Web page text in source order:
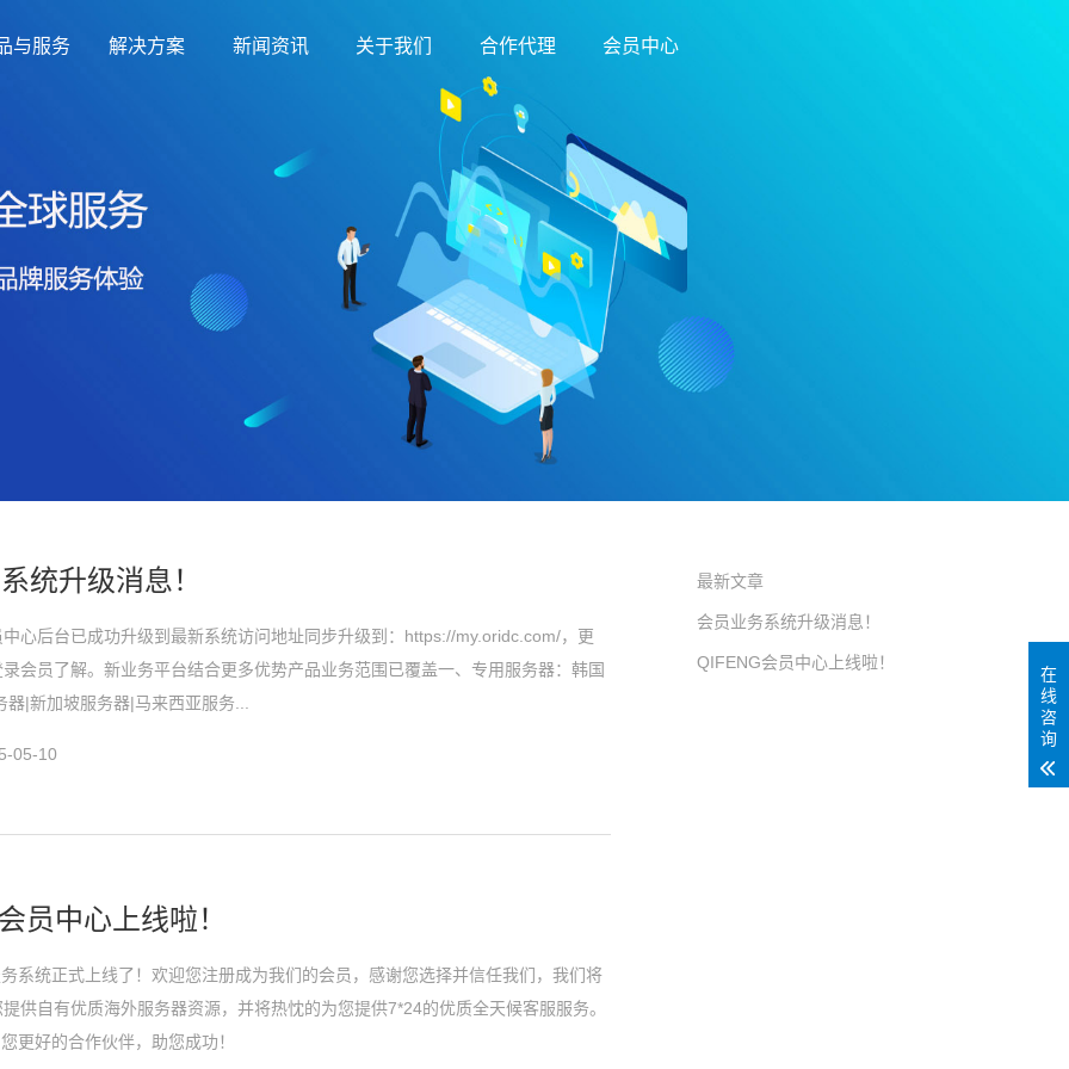
与服务 解决方案 新闻资讯 关于我们 合作代理 会员中心
统升级消息！
心后台已成功升级到最新系统访问地址同步升级到：https://my.oridc.com/，更
会员了解。新业务平台结合更多优势产品业务范围已覆盖一、专用服务器：韩国
器|新加坡服务器|马来西亚服务...
05-10
员中心上线啦！
系统正式上线了！欢迎您注册成为我们的会员，感谢您选择并信任我们，我们将
供自有优质海外服务器资源，并将热忱的为您提供7*24的优质全天候客服服务。
更好的合作伙伴，助您成功！
最新文章
会员业务系统升级消息！
QIFENG会员中心上线啦！
在
线
咨
询